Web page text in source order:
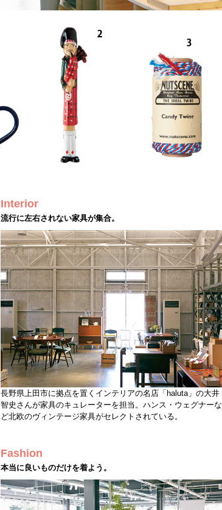
Interior
流行に左右されない家具が集合。
長野県上田市に拠点を置くインテリアの名店「haluta」の大井
智史さんが家具のキュレーターを担当。ハンス・ウェグナーな
ど北欧のヴィンテージ家具がセレクトされている。
Fashion
本当に良いものだけを着よう。